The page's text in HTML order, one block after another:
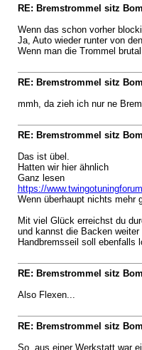
RE: Bremstrommel sitz
Wenn das schon vorher
Ja, Auto wieder runter von
Wenn man die Trommel
RE: Bremstrommel sitz
mmh, da zieh ich nur ne
RE: Bremstrommel sitz
Das ist übel.
Hatten wir hier ähnlich
Ganz lesen
https://
Wenn überhaupt nichts mehr
Mit viel Glück erreichst du
und kannst die Backen
Handbremsseil soll ebenfalls
RE: Bremstrommel sitz
Also Flexen...
RE: Bremstrommel sitz
So, aus einer Werkstatt war